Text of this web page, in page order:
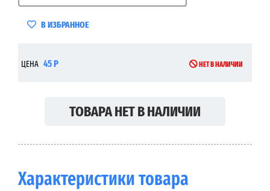
В ИЗБРАННОЕ
ЦЕНА 45 Р НЕТ В НАЛИЧИИ
ТОВАРА НЕТ В НАЛИЧИИ
Характеристики товара